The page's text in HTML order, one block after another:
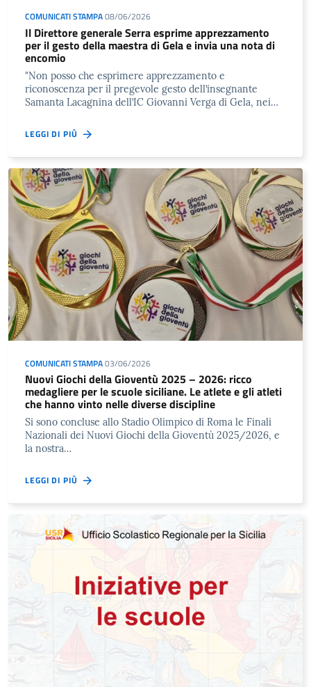
COMUNICATI STAMPA08/06/2026
Il Direttore generale Serra esprime apprezzamento
per il gesto della maestra di Gela e invia una nota di
encomio
"Non posso che esprimere apprezzamento e
riconoscenza per il pregevole gesto dell’insegnante
Samanta Lacagnina dell’IC Giovanni Verga di Gela, nei…
LEGGI DI PIÙ
COMUNICATI STAMPA03/06/2026
Nuovi Giochi della Gioventù 2025 – 2026: ricco
medagliere per le scuole siciliane. Le atlete e gli atleti
che hanno vinto nelle diverse discipline
Si sono concluse allo Stadio Olimpico di Roma le Finali
Nazionali dei Nuovi Giochi della Gioventù 2025/2026, e
la nostra…
LEGGI DI PIÙ